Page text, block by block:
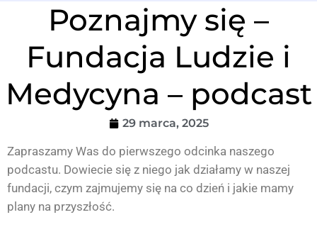
Poznajmy się –
Fundacja Ludzie i
Medycyna – podcast
29 marca, 2025
Zapraszamy Was do pierwszego odcinka naszego
podcastu. Dowiecie się z niego jak działamy w naszej
fundacji, czym zajmujemy się na co dzień i jakie mamy
plany na przyszłość.